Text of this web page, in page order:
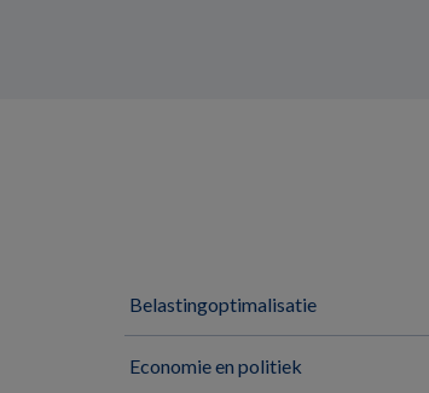
Belastingoptimalisatie
Economie en politiek